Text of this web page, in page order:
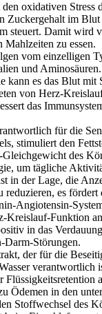
oxidativen Stress
Zuckergehalt im
steuert. Damit wird
Mahlzeiten zu essen.
vom einzelligen
und
kann es das Blut mit
von Herz-
das
für die
stimuliert den
Gleichgewicht des
um tägliche
in der Lage, die
reduzieren, es fördert
Angiotensin-
Kreislauf-Funktion
in das
Darm-Störungen.
der für die
verantwortlich
Ödemen in den
Stoffwechsel des